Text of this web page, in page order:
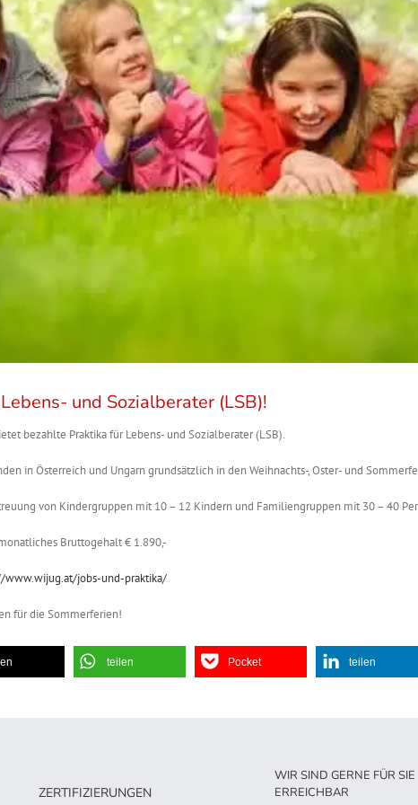
und Sozialberater (LSB)!
bezahlte Praktika für Lebens- und Sozialberater (LSB).
in Österreich und Ungarn grundsätzlich in den Weihnachts-, Oster- und
von Kindergruppen mit 10 – 12 Kindern und Familiengruppen mit 30 – 40
Bruttogehalt € 1.890,-
www.wijug.at/jobs-und-praktika/
für die Sommerferien!
teilen Pocket teilen
ZERTIFIZIERUNGEN
WIR SIND GERNE FÜR SIE
ERREICHBAR